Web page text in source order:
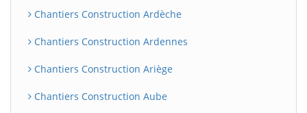
Chantiers Construction Ardèche
Chantiers Construction Ardennes
Chantiers Construction Ariège
Chantiers Construction Aube